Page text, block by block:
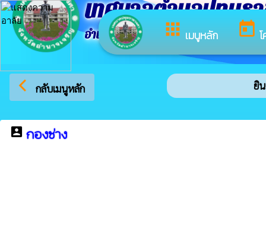
apps เมนูหลัก today
เทศบาลตำบลปทุมร
อำเภอปทุมราชวงศา จังหวัดอำนาจเจริญ
arrow_back_ios กลับเมนูหลัก ยิ
account_box กองช่าง